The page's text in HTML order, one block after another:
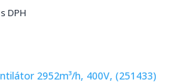
s DPH